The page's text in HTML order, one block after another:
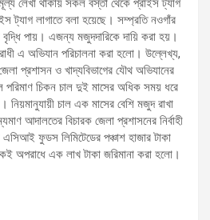
লেখা থাকায় সকল বস্তা থেকে প্রাইস ট্যাগ
ট্যাগ লাগাতে বলা হয়েছে। সম্প্রতি নওগাঁর
বৃদ্ধি পায়। এজন্য মজুদদারিকে দায়ি করা হয়।
এ অভিযান পরিচালনা করা হলো। উল্লেখ্য,
প্রশাসন ও খাদ্যবিভাগের যৌথ অভিযানের
চিকন চাল দুই মাসের অধিক সময় ধরে
নিয়মানুযায়ী চাল এক মাসের বেশি মজুদ রাখা
আদালতের বিচারক জেলা প্রশাসনের নির্বাহী
ফুডস লিমিটেডের পঞ্চাশ হাজার টাকা
অপরাধে এক লাখ টাকা জরিমানা করা হলো।